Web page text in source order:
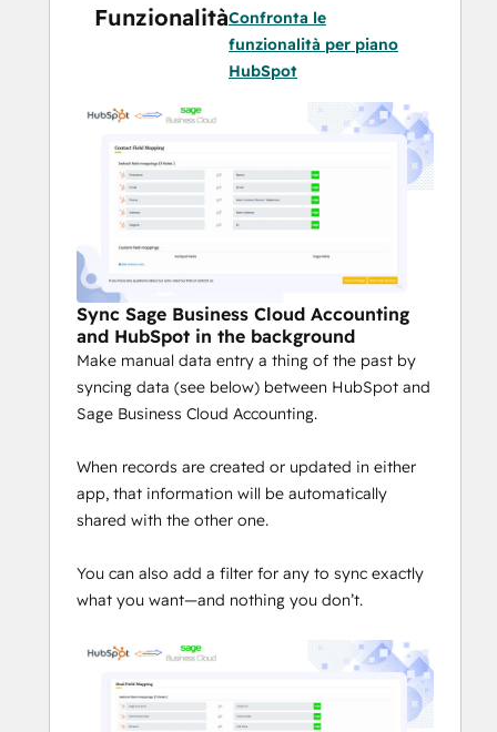
with any other Sage versions (e.g., Intacct,
50, 100, 200, etc.). For other Sage versions,
please explore other integrations available
consult with solution partners.
FunzionalitàConfronta le
funzionalità per piano
HubSpot
Sync Sage Business Cloud Accounting
and HubSpot in the background
Make manual data entry a thing of the past by
syncing data (see below) between HubSpot and
Sage Business Cloud Accounting.
When records are created or updated in either
app, that information will be automatically
shared with the other one.
You can also add a filter for any to sync exactly
what you want—and nothing you don’t.